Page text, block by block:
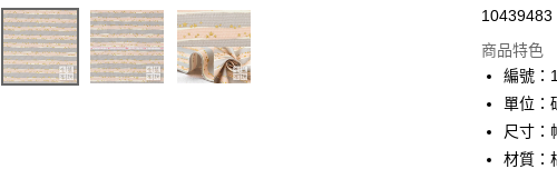
LINE Pay
Apple Pay
街口支付
10439483
商品特色
編號：
單位：
尺寸：
材質：